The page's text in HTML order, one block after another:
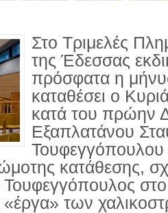
Στο Τριμελές
της Έδεσσας
πρόσφατα η
καταθέσει ο
κατά του πρώην
Εξαπλατάνου
Τουφεγγόπουλου
κατάθεσης,
Τουφεγγόπουλος στο
«έργα» των